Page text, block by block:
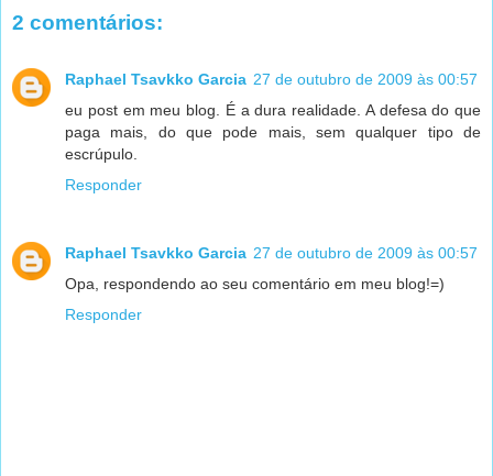
2 comentários:
Raphael Tsavkko Garcia 27 de outubro de 2009 às 00:57
eu post em meu blog. É a dura realidade. A defesa do que
paga mais, do que pode mais, sem qualquer tipo de
escrúpulo.
Responder
Raphael Tsavkko Garcia 27 de outubro de 2009 às 00:57
Opa, respondendo ao seu comentário em meu blog!=)
Responder